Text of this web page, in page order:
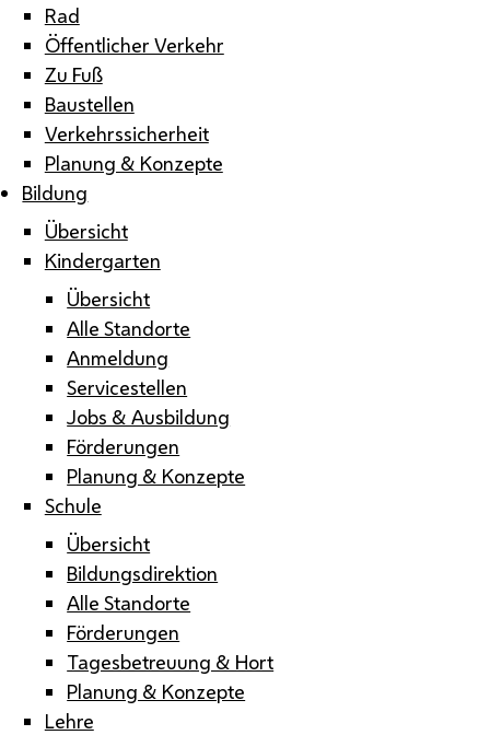
Rad
Öffentlicher Verkehr
Zu Fuß
Baustellen
Verkehrssicherheit
Planung & Konzepte
Bildung
Übersicht
Kindergarten
Übersicht
Alle Standorte
Anmeldung
Servicestellen
Jobs & Ausbildung
Förderungen
Planung & Konzepte
Schule
Übersicht
Bildungsdirektion
Alle Standorte
Förderungen
Tagesbetreuung & Hort
Planung & Konzepte
Lehre